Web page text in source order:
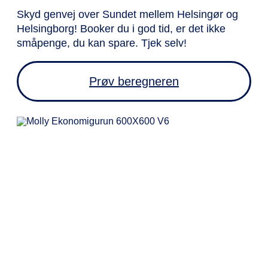
Skyd genvej over Sundet mellem Helsingør og
Helsingborg! Booker du i god tid, er det ikke
småpenge, du kan spare. Tjek selv!
Prøv beregneren